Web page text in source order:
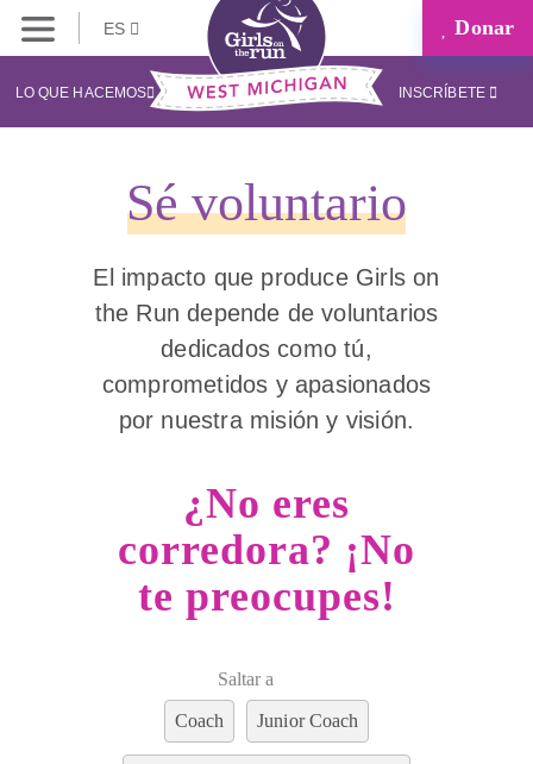
ES Donar
LO QUE HACEMOS INSCRÍBETE
Sé voluntario
El impacto que produce Girls on
the Run depende de voluntarios
dedicados como tú,
comprometidos y apasionados
por nuestra misión y visión.
¿No eres
corredora? ¡No
te preocupes!
Saltar a
Coach Junior Coach